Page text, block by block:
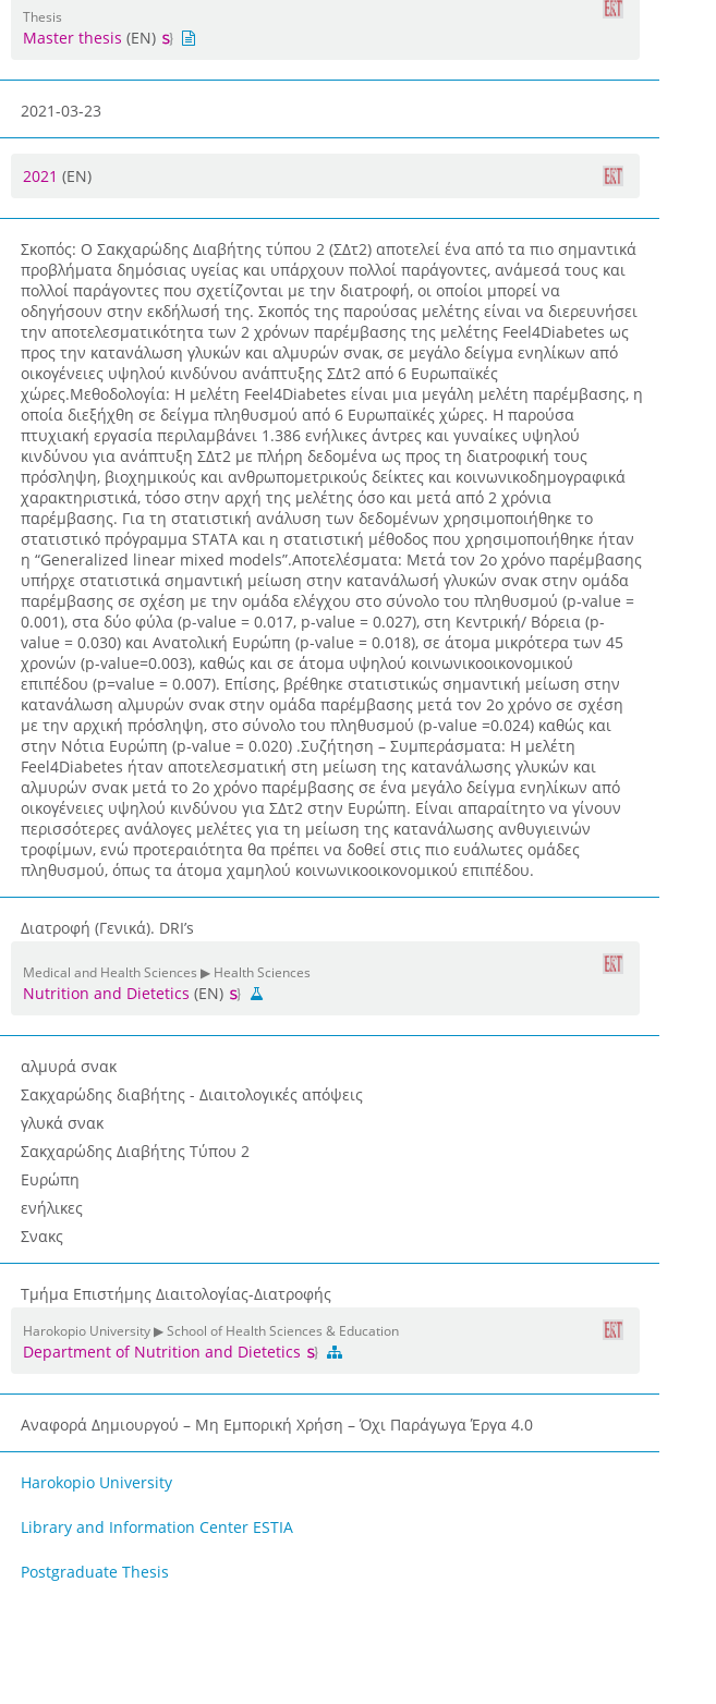
Thesis
Master thesis (EN)
2021-03-23
2021 (EN)
Σκοπός: Ο Σακχαρώδης Διαβήτης τύπου 2 (ΣΔτ2) αποτελεί ένα από τα πιο σημαντικά
προβλήματα δημόσιας υγείας και υπάρχουν πολλοί παράγοντες, ανάμεσά τους και
πολλοί παράγοντες που σχετίζονται με την διατροφή, οι οποίοι μπορεί να
οδηγήσουν στην εκδήλωσή της. Σκοπός της παρούσας μελέτης είναι να διερευνήσει
την αποτελεσματικότητα των 2 χρόνων παρέμβασης της μελέτης Feel4Diabetes ως
προς την κατανάλωση γλυκών και αλμυρών σνακ, σε μεγάλο δείγμα ενηλίκων από
οικογένειες υψηλού κινδύνου ανάπτυξης ΣΔτ2 από 6 Ευρωπαϊκές
χώρες.Μεθοδολογία: Η μελέτη Feel4Diabetes είναι μια μεγάλη μελέτη παρέμβασης, η
οποία διεξήχθη σε δείγμα πληθυσμού από 6 Ευρωπαϊκές χώρες. Η παρούσα
πτυχιακή εργασία περιλαμβάνει 1.386 ενήλικες άντρες και γυναίκες υψηλού
κινδύνου για ανάπτυξη ΣΔτ2 με πλήρη δεδομένα ως προς τη διατροφική τους
πρόσληψη, βιοχημικούς και ανθρωπομετρικούς δείκτες και κοινωνικοδημογραφικά
χαρακτηριστικά, τόσο στην αρχή της μελέτης όσο και μετά από 2 χρόνια
παρέμβασης. Για τη στατιστική ανάλυση των δεδομένων χρησιμοποιήθηκε το
στατιστικό πρόγραμμα STATA και η στατιστική μέθοδος που χρησιμοποιήθηκε ήταν
η “Generalized linear mixed models”.Αποτελέσματα: Μετά τον 2ο χρόνο παρέμβασης
υπήρχε στατιστικά σημαντική μείωση στην κατανάλωσή γλυκών σνακ στην ομάδα
παρέμβασης σε σχέση με την ομάδα ελέγχου στο σύνολο του πληθυσμού (p-value =
0.001), στα δύο φύλα (p-value = 0.017, p-value = 0.027), στη Κεντρική/ Βόρεια (p-
value = 0.030) και Ανατολική Ευρώπη (p-value = 0.018), σε άτομα μικρότερα των 45
χρονών (p-value=0.003), καθώς και σε άτομα υψηλού κοινωνικοοικονομικού
επιπέδου (p=value = 0.007). Επίσης, βρέθηκε στατιστικώς σημαντική μείωση στην
κατανάλωση αλμυρών σνακ στην ομάδα παρέμβασης μετά τον 2ο χρόνο σε σχέση
με την αρχική πρόσληψη, στο σύνολο του πληθυσμού (p-value =0.024) καθώς και
στην Νότια Ευρώπη (p-value = 0.020) .Συζήτηση – Συμπεράσματα: Η μελέτη
Feel4Diabetes ήταν αποτελεσματική στη μείωση της κατανάλωσης γλυκών και
αλμυρών σνακ μετά το 2ο χρόνο παρέμβασης σε ένα μεγάλο δείγμα ενηλίκων από
οικογένειες υψηλού κινδύνου για ΣΔτ2 στην Ευρώπη. Είναι απαραίτητο να γίνουν
περισσότερες ανάλογες μελέτες για τη μείωση της κατανάλωσης ανθυγιεινών
τροφίμων, ενώ προτεραιότητα θα πρέπει να δοθεί στις πιο ευάλωτες ομάδες
πληθυσμού, όπως τα άτομα χαμηλού κοινωνικοοικονομικού επιπέδου.
Διατροφή (Γενικά). DRI’s
Medical and Health Sciences ▶ Health Sciences
Nutrition and Dietetics (EN)
αλμυρά σνακ
Σακχαρώδης διαβήτης - Διαιτολογικές απόψεις
γλυκά σνακ
Σακχαρώδης Διαβήτης Τύπου 2
Ευρώπη
ενήλικες
Σνακς
Τμήμα Επιστήμης Διαιτολογίας-Διατροφής
Harokopio University ▶ School of Health Sciences & Education
Department of Nutrition and Dietetics
Αναφορά Δημιουργού – Μη Εμπορική Χρήση – Όχι Παράγωγα Έργα 4.0
Harokopio University
Library and Information Center ESTIA
Postgraduate Thesis